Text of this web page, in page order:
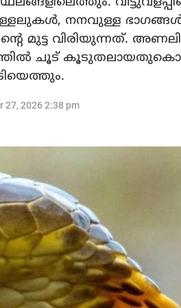
നനവുള്ള ഭാഗങ്ങള്‍
മുട്ട വിരിയുന്നത്.
ചൂട്
27, 2026 2:38 pm